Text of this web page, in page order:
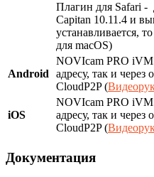
Плагин для Safari -
Capitan 10.11.4 и
устанавливается,
для macOS)
Android
NOVIcam PRO
адресу, так и через
CloudP2P (
iOS
NOVIcam PRO
адресу, так и через
CloudP2P (
Документация